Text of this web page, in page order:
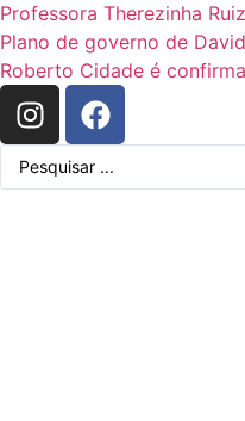
Professora Therezinha
Plano de governo de
Roberto Cidade é